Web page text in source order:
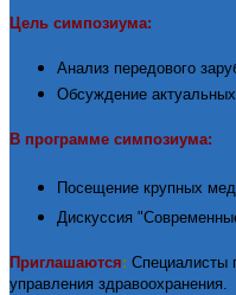
Цель симпозиума:
Анализ передового
Обсуждение
В программе симпозиума:
Посещение крупных
Дискуссия
Приглашаются: Специалисты
управления здравоохранения.